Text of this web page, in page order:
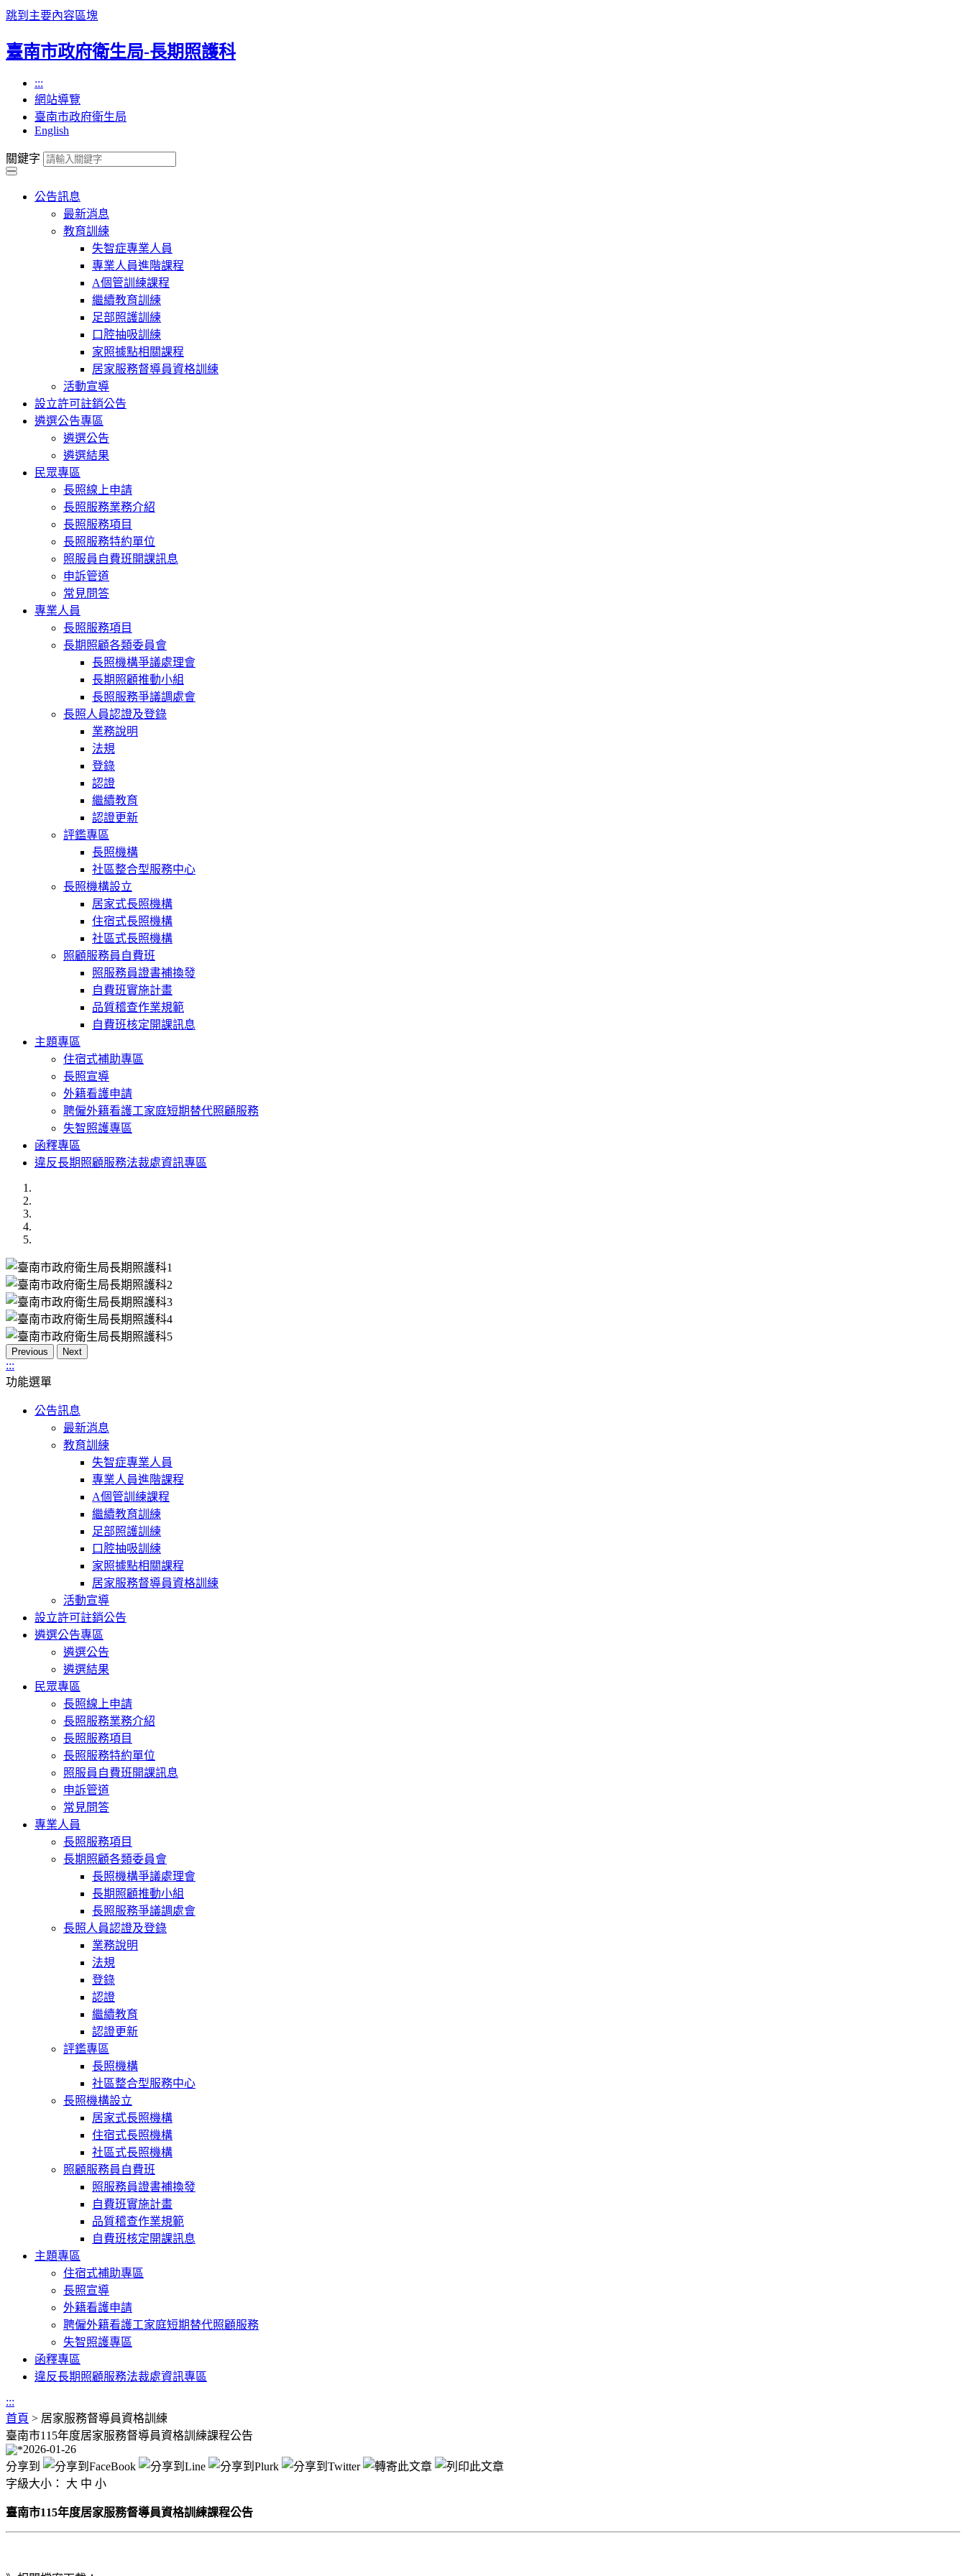
跳到主要內容區塊
臺南市政府衛生局-長期照護科
:::
網站導覽
臺南市政府衛生局
English
關鍵字
公告訊息
最新消息
教育訓練
失智症專業人員
專業人員進階課程
A個管訓練課程
繼續教育訓練
足部照護訓練
口腔抽吸訓練
家照據點相關課程
居家服務督導員資格訓練
活動宣導
設立許可註銷公告
遴選公告專區
遴選公告
遴選結果
民眾專區
長照線上申請
長照服務業務介紹
長照服務項目
長照服務特約單位
照服員自費班開課訊息
申訴管道
常見問答
專業人員
長照服務項目
長期照顧各類委員會
長照機構爭議處理會
長期照顧推動小組
長照服務爭議調處會
長照人員認證及登錄
業務說明
法規
登錄
認證
繼續教育
認證更新
評鑑專區
長照機構
社區整合型服務中心
長照機構設立
居家式長照機構
住宿式長照機構
社區式長照機構
照顧服務員自費班
照服務員證書補換發
自費班實施計畫
品質稽查作業規範
自費班核定開課訊息
主題專區
住宿式補助專區
長照宣導
外籍看護申請
聘僱外籍看護工家庭短期替代照顧服務
失智照護專區
函釋專區
違反長期照顧服務法裁處資訊專區
Previous Next
:::
功能選單
公告訊息
最新消息
教育訓練
失智症專業人員
專業人員進階課程
A個管訓練課程
繼續教育訓練
足部照護訓練
口腔抽吸訓練
家照據點相關課程
居家服務督導員資格訓練
活動宣導
設立許可註銷公告
遴選公告專區
遴選公告
遴選結果
民眾專區
長照線上申請
長照服務業務介紹
長照服務項目
長照服務特約單位
照服員自費班開課訊息
申訴管道
常見問答
專業人員
長照服務項目
長期照顧各類委員會
長照機構爭議處理會
長期照顧推動小組
長照服務爭議調處會
長照人員認證及登錄
業務說明
法規
登錄
認證
繼續教育
認證更新
評鑑專區
長照機構
社區整合型服務中心
長照機構設立
居家式長照機構
住宿式長照機構
社區式長照機構
照顧服務員自費班
照服務員證書補換發
自費班實施計畫
品質稽查作業規範
自費班核定開課訊息
主題專區
住宿式補助專區
長照宣導
外籍看護申請
聘僱外籍看護工家庭短期替代照顧服務
失智照護專區
函釋專區
違反長期照顧服務法裁處資訊專區
:::
首頁 > 居家服務督導員資格訓練
臺南市115年度居家服務督導員資格訓練課程公告
2026-01-26
分享到
字級大小： 大 中 小
臺南市115年度居家服務督導員資格訓練課程公告